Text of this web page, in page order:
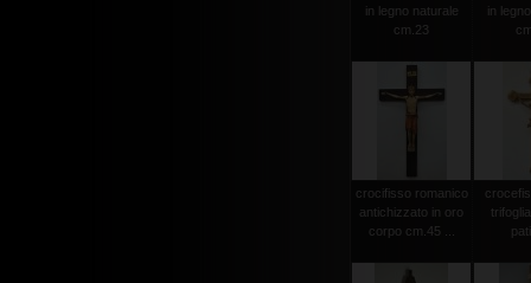
in legno naturale
cm.23
in
crocifisso romanico
antichizzato in oro
corpo cm.45 ...